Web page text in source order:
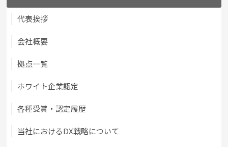
代表挨拶
会社概要
拠点一覧
ホワイト企業認定
各種受賞・認定履歴
当社におけるDX戦略について